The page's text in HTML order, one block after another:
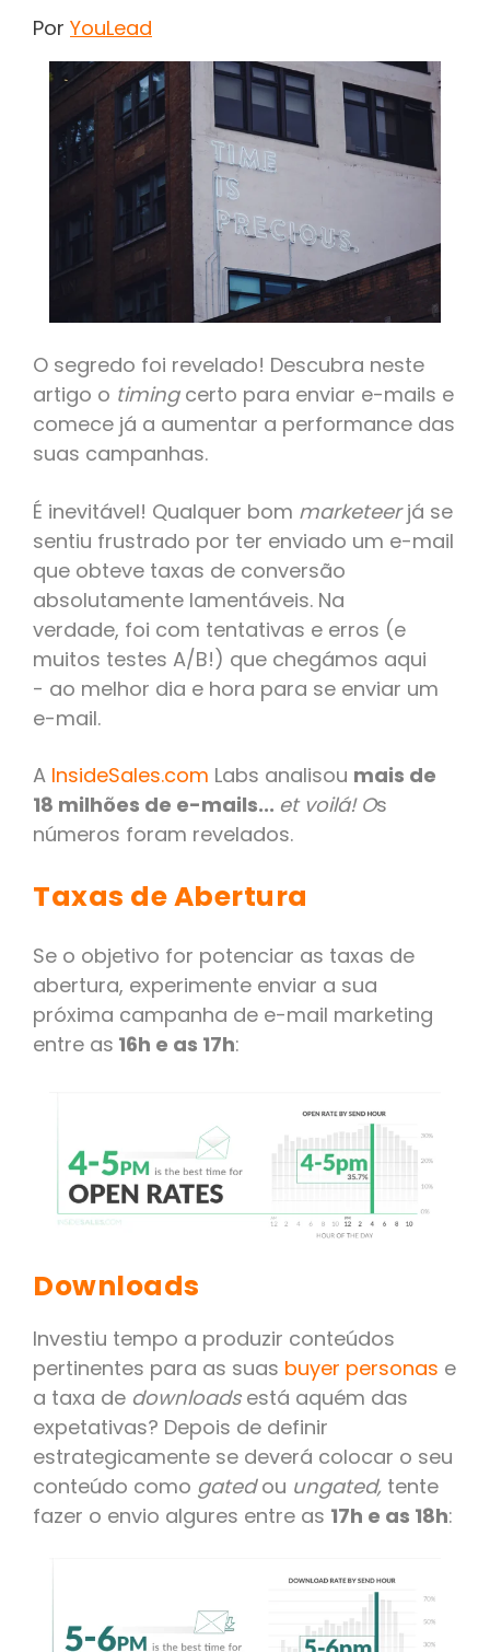
Por YouLead
O segredo foi revelado! Descubra neste
artigo o timingcerto para enviar e-mails e
comece já a aumentar a performance das
suas campanhas.
É inevitável! Qualquer bom marketeerjá se
sentiu frustrado por ter enviado um e-mail
que obteve taxas de conversão
absolutamente lamentáveis. Na
verdade, foi com tentativas e erros (e
muitos testes A/B!) que chegámos aqui
- ao melhor dia e hora para se enviar um
e-mail.
A InsideSales.com Labs analisou mais de
18 milhões de e-mails... et voilá! Os
números foram revelados.
Taxas de Abertura
Se o objetivo for potenciar as taxas de
abertura, experimente enviar a sua
próxima campanha de e-mail marketing
entre as 16h e as 17h:
Downloads
Investiu tempo a produzir conteúdos
pertinentes para as suas buyer personas e
a taxa de downloadsestá aquém das
expetativas? Depois de definir
estrategicamente se deverá colocar o seu
conteúdo como gatedou ungated, tente
fazer o envio algures entre as 17h e as 18h: